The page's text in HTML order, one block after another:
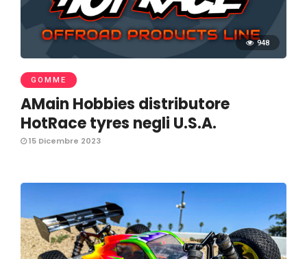
948
GOMME
AMain Hobbies distributore
HotRace tyres negli U.S.A.
15 Dicembre 2023